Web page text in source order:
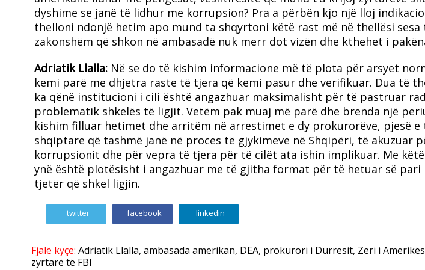
dyshime se janë të lidhur me korrupsion? Pra a përbën kjo një lloj
thelloni ndonjë hetim apo mund ta shqyrtoni këtë rast më në thellësi
zakonshëm që shkon në ambasadë nuk merr dot vizën dhe kthehet i
Adriatik Llalla: Në se do të kishim informacione më të plota për arsyet
kemi parë me dhjetra raste të tjera që kemi pasur dhe verifikuar. Dua të
ka qënë institucioni i cili është angazhuar maksimalisht për të pastruar
problematik shkelës të ligjit. Vetëm pak muaj më parë dhe brenda një
kishim filluar hetimet dhe arritëm në arrestimet e dy prokurorëve, pjesë
shqiptare që tashmë janë në proces të gjykimeve në Shqipëri, të akuzuar
korrupsionit dhe për vepra të tjera për të cilët ata ishin implikuar. Me
ynë është plotësisht i angazhuar me të gjitha format për të hetuar së pari
tjetër që shkel ligjin.
twitter facebook linkedin
Fjalë kyçe: Adriatik Llalla, ambasada amerikan, DEA, prokurori i Durrësit, Zëri i Amerikës
zyrtarë të FBI